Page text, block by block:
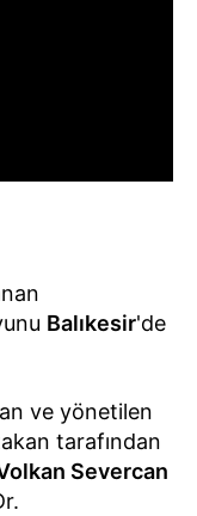
Balıkesir'de
ve yönetilen
tarafından
Severcan